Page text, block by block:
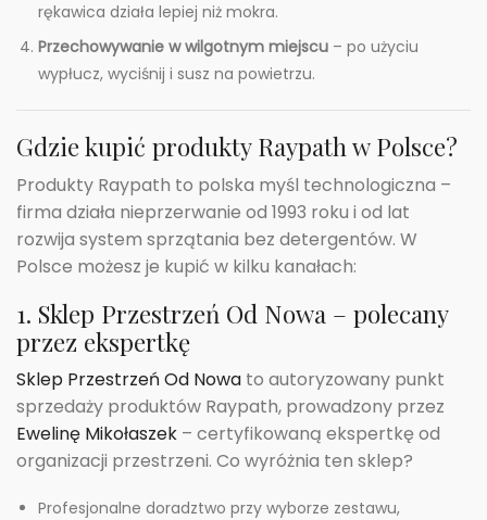
rękawica działa lepiej niż mokra.
Przechowywanie w wilgotnym miejscu – po użyciu
wypłucz, wyciśnij i susz na powietrzu.
Gdzie kupić produkty Raypath w Polsce?
Produkty Raypath to polska myśl technologiczna –
firma działa nieprzerwanie od 1993 roku i od lat
rozwija system sprzątania bez detergentów. W
Polsce możesz je kupić w kilku kanałach:
1. Sklep Przestrzeń Od Nowa – polecany
przez ekspertkę
Sklep Przestrzeń Od Nowa to autoryzowany punkt
sprzedaży produktów Raypath, prowadzony przez
Ewelinę Mikołaszek – certyfikowaną ekspertkę od
organizacji przestrzeni. Co wyróżnia ten sklep?
Profesjonalne doradztwo przy wyborze zestawu,